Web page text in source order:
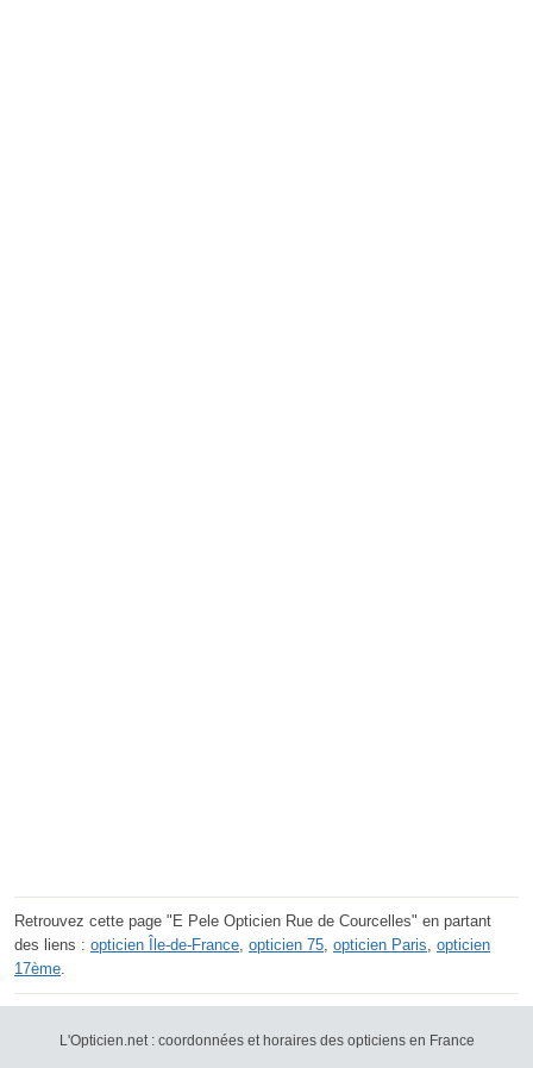
Retrouvez cette page "E Pele Opticien Rue de Courcelles" en partant
des liens : opticien Île-de-France opticien 75 opticien Paris opticien
17ème
L'Opticien.net : coordonnées et horaires des opticiens en France